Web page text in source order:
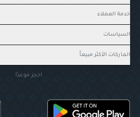
خدمة العملاء
السياسات
الماركات الأكثر مبيعاً
احجز موعدًا